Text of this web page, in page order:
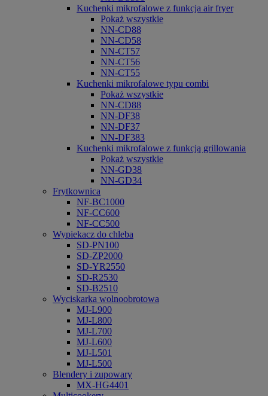
Kuchenki mikrofalowe z funkcja air fryer
Pokaż wszystkie
NN-CD88
NN-CD58
NN-CT57
NN-CT56
NN-CT55
Kuchenki mikrofalowe typu combi
Pokaż wszystkie
NN-CD88
NN-DF38
NN-DF37
NN-DF383
Kuchenki mikrofalowe z funkcją grillowania
Pokaż wszystkie
NN-GD38
NN-GD34
Frytkownica
NF-BC1000
NF-CC600
NF-CC500
Wypiekacz do chleba
SD-PN100
SD-ZP2000
SD-YR2550
SD-R2530
SD-B2510
Wyciskarka wolnoobrotowa
MJ-L900
MJ-L800
MJ-L700
MJ-L600
MJ-L501
MJ-L500
Blendery i zupowary
MX-HG4401